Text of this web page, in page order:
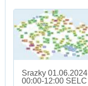
Srazky 01.06.2024
00:00-12:00 SELC